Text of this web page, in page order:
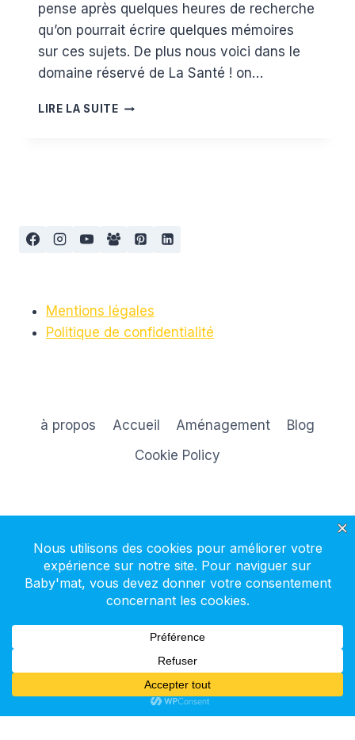
pense après quelques heures de recherche
qu’on pourrait écrire quelques mémoires
sur ces sujets. De plus nous voici dans le
domaine réservé de La Santé ! on…
LIRE LA SUITEACCOUCHER
Mentions légales
Politique de confidentialité
à propos Accueil Aménagement
Blog
Cookie Policy
S'inscrire à la newsletter
Kadence WP